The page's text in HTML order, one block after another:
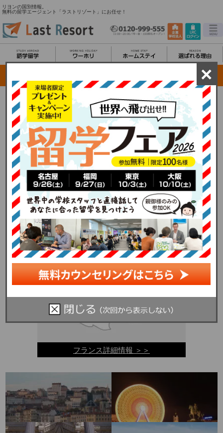
リヨンの国別情報。
無料の留学エージェント「ラストリゾート」にお任せ！
×
リヨン留学/都市情報
パリから2時間で行ける世界遺産の都市、そしてパリに次ぐ第二の都市として知られる
リヨン。パリの半分ほどの面積であり、観光名所も世界遺産のリヨン歴史地区に集中
している為、2泊3日あれば十分な観光が楽しめることでしょう。リヨン市内は広すぎ
ない為、すぐに全体像を掴むことが出来ます。ソーヌ川の西側がローマ時代からルネ
ッサンス時代の建物がいまに息づく旧市街、東側のベルクール広場を中心とした界隈
がリヨン一の繁華街。さらにローヌ川の東側はビジネス街として栄えています。
リヨンには2000年の歴史があります。リヨン旧市街地や、今ではロックコンサートな
どが開催される2つのローマ式円形競技場を訪ねて歴史を感じてください。活気に満ち
た大学、高級ショッピング、アンティーク市、賑やかな演劇祭や音楽祭、そして国際
人形博物館、ミニチュア博物館、映画セットなどの数々の楽しい博物館を擁するリヨ
ンが、旅行者に人気があるのも納得です。リヨンは美食の街としても有名であり、秋
の狩猟期には日本ではゆかりのないジビエ（野生の鳥や獣）を堪能するチャンスもあ
ります。
フランス詳細情報 ＞＞